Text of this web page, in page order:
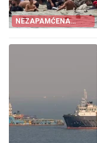
NEZAPAMĆENA
KRIZA